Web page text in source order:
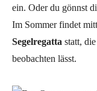
ein. Oder du gönnst
Im Sommer findet
Segelregatta statt,
beobachten lässt.